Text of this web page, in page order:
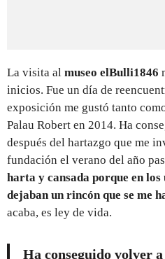
La visita al museo elBulli1846
inicios. Fue un día de
exposición me gustó tanto
Palau Robert en 2014. Ha
después del hartazgo que me
fundación el verano del año
harta y cansada porque en
dejaban un rincón que se me
acaba, es ley de vida.
Ha conseguido volver